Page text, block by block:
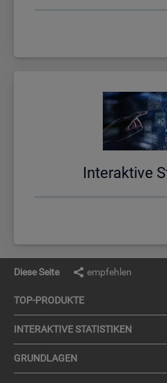
In­ter­ak­ti­ve
Diese Seite empfehlen
TOP-PRO­DUK­TE
IN­TER­AK­TI­VE STA­TIS­TI­KEN
GRUND­LA­GEN